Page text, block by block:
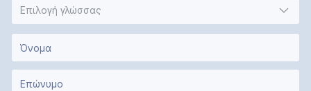
Επιλογή γλώσσας